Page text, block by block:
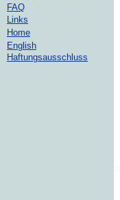
FAQ
Links
Home
English
Haftungsausschluss